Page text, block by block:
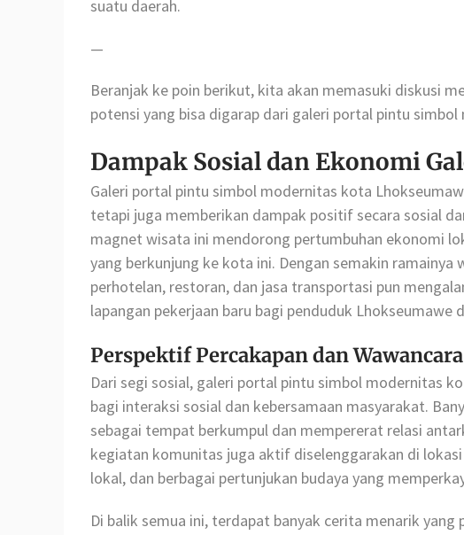
suatu daerah.
—
Beranjak ke poin berikut, kita akan memasuki diskusi
potensi yang bisa digarap dari galeri portal pintu
Dampak Sosial dan Ekonomi
Galeri portal pintu simbol modernitas kota
tetapi juga memberikan dampak positif secara sosial
magnet wisata ini mendorong pertumbuhan ekonomi
yang berkunjung ke kota ini. Dengan semakin
perhotelan, restoran, dan jasa transportasi pun
lapangan pekerjaan baru bagi penduduk Lhokseumawe
Perspektif Percakapan dan Wawancara
Dari segi sosial, galeri portal pintu simbol modernitas
bagi interaksi sosial dan kebersamaan masyarakat.
sebagai tempat berkumpul dan mempererat relasi
kegiatan komunitas juga aktif diselenggarakan di
lokal, dan berbagai pertunjukan budaya yang
Di balik semua ini, terdapat banyak cerita menarik yang